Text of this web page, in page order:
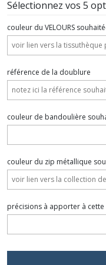
Sélectionnez vos 5
couleur du VELOURS
référence de la doublure
couleur de bandoulière
couleur du zip métallique
précisions à apporter à